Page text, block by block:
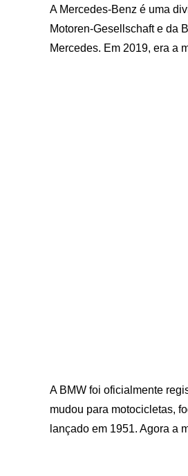
A Mercedes-Benz é uma
Motoren-Gesellschaft e da
Mercedes. Em 2019, era a
A BMW foi oficialmente
mudou para motocicletas,
lançado em 1951. Agora a